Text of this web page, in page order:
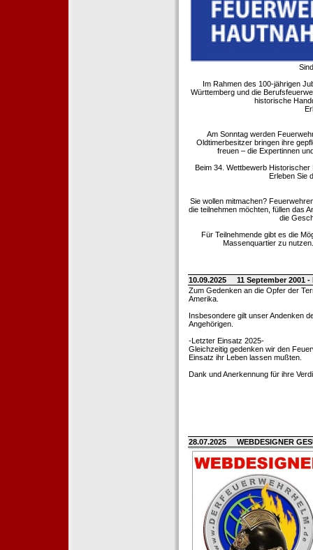
Im Rahmen des 100-jährigen
Württemberg und die
historische
Am Sonntag werden
Oldtimerbesitzer bringen ihre
freuen – die Expertinnen
Beim 34. Wettbewerb
Erleben Sie
Sie wollen mitmachen?
die teilnehmen möchten, füllen das
die
Für Teilnehmende gibt es die
Massenquartier zu
10.09.2025
11 September 2001
Zum Gedenken an die Opfer der
Amerika.
Insbesondere gilt unser Andenken
Angehörigen.
-Letzter Einsatz 2025-
Gleichzeitig gedenken wir den
Einsatz ihr Leben lassen mußten.
Dank und Anerkennung für ihre
28.07.2025 WEBDESIGNER